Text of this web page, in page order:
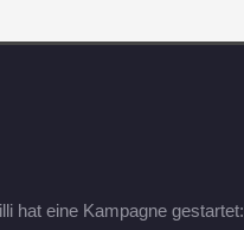
hat eine Kampagne gestartet: